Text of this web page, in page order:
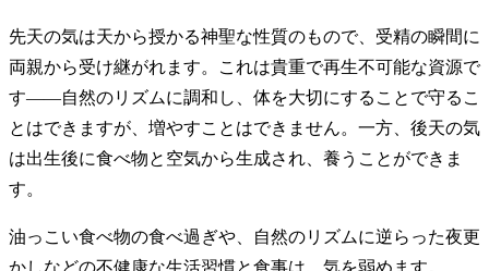
先天の気は天から授かる神聖な性質のもので、受精の瞬間に
両親から受け継がれます。これは貴重で再生不可能な資源で
す——自然のリズムに調和し、体を大切にすることで守るこ
とはできますが、増やすことはできません。一方、後天の気
は出生後に食べ物と空気から生成され、養うことができま
す。
油っこい食べ物の食べ過ぎや、自然のリズムに逆らった夜更